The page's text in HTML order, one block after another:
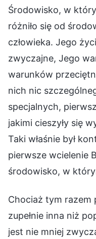
Środowisko, w
różniło się od
człowieka. Jego
zwyczajne, Jego
warunków
nich nic
specjalnych,
jakimi cieszyły się
Taki właśnie był
pierwsze wcielenie
środowisko, w
Chociaż tym razem
zupełnie inna niż
jest nie mniej